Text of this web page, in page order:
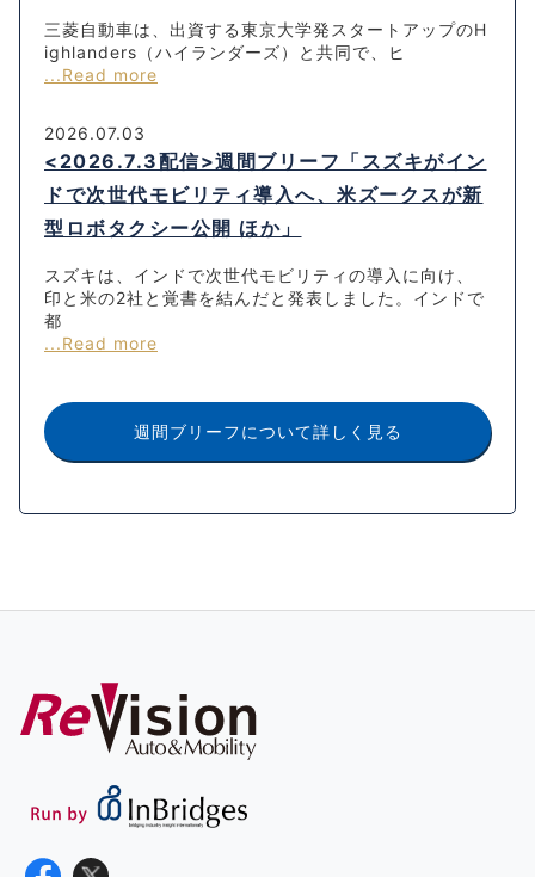
三菱自動車は、出資する東京大学発スタートアップのH
ighlanders（ハイランダーズ）と共同で、ヒ
...Read more
2026.07.03
<2026.7.3配信>週間ブリーフ「スズキがイン
ドで次世代モビリティ導入へ、米ズークスが新
型ロボタクシー公開 ほか」
スズキは、インドで次世代モビリティの導入に向け、
印と米の2社と覚書を結んだと発表しました。インドで
都
...Read more
週間ブリーフについて詳しく見る